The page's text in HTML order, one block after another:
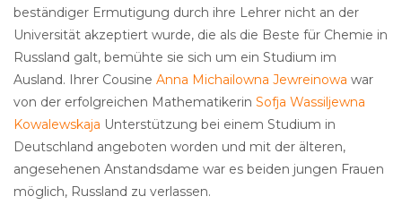
beständiger Ermutigung durch ihre Lehrer nicht an der
Universität akzeptiert wurde, die als die Beste für Chemie in
Russland galt, bemühte sie sich um ein Studium im
Ausland. Ihrer Cousine Anna Michailowna Jewreinowa war
von der erfolgreichen Mathematikerin Sofja Wassiljewna
Kowalewskaja Unterstützung bei einem Studium in
Deutschland angeboten worden und mit der älteren,
angesehenen Anstandsdame war es beiden jungen Frauen
möglich, Russland zu verlassen.